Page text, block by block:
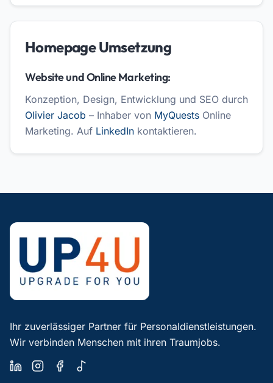
Homepage Umsetzung
Website und Online Marketing:
Konzeption, Design, Entwicklung und SEO durch
Olivier Jacob – Inhaber von MyQuests Online
Marketing. Auf LinkedIn kontaktieren.
Ihr zuverlässiger Partner für Personaldienstleistungen.
Wir verbinden Menschen mit ihren Traumjobs.